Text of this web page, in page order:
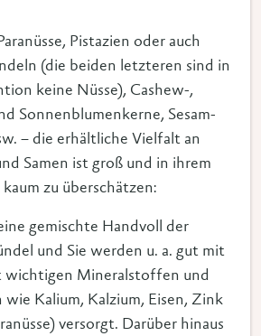
Pistazien oder auch
(die beiden letzteren sind in
keine Nüsse), Cashew-,
Sonnenblumenkerne, Sesam-
– die erhältliche Vielfalt an
Samen ist groß und in ihrem
zu überschätzen:
gemischte Handvoll der
und Sie werden u. a. gut mit
wichtigen Mineralstoffen und
wie Kalium, Kalzium, Eisen, Zink
versorgt. Darüber hinaus